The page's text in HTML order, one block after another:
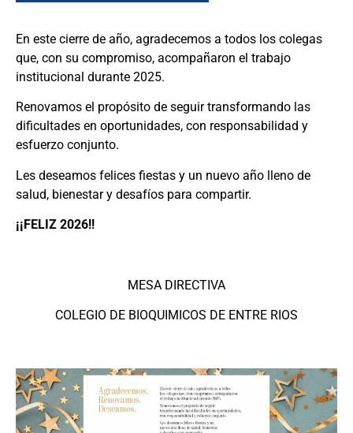
En este cierre de año, agradecemos a todos los colegas
que, con su compromiso, acompañaron el trabajo
institucional durante 2025.
Renovamos el propósito de seguir transformando las
dificultades en oportunidades, con responsabilidad y
esfuerzo conjunto.
Les deseamos felices fiestas y un nuevo año lleno de
salud, bienestar y desafíos para compartir.
¡¡FELIZ 2026!!
MESA DIRECTIVA
COLEGIO DE BIOQUIMICOS DE ENTRE RIOS